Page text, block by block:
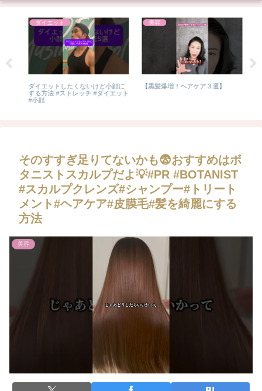
ダイエット
ダイエットしたくないけど小顔に
する方法 #ストレッチ #ダイエット
#小顔
美容
【黒髪爆増！ヘアケア３選】
そのすすぎ足りてないかも😨おすすめはボ
タニストスカルプだよ💡#PR #BOTANIST
#スカルプクレンズ#シャンプー#トリート
メント#ヘアケア#皮膜毛#髪を綺麗にする
方法
美容